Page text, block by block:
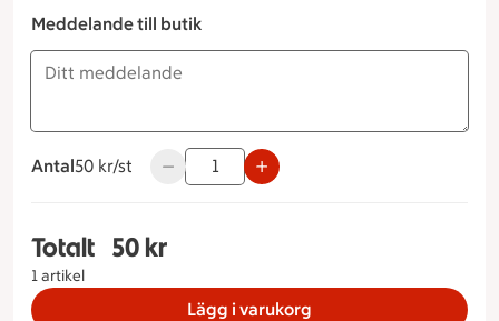
Meddelande till butik
Antal
50 kronor styck
50 kr/st Använd knapparna för att minska eller
Totalt
1 artikel
Totalt 1 stycken Dallassallad Storlek 500 gram,
50 kr
Lägg i varukorg